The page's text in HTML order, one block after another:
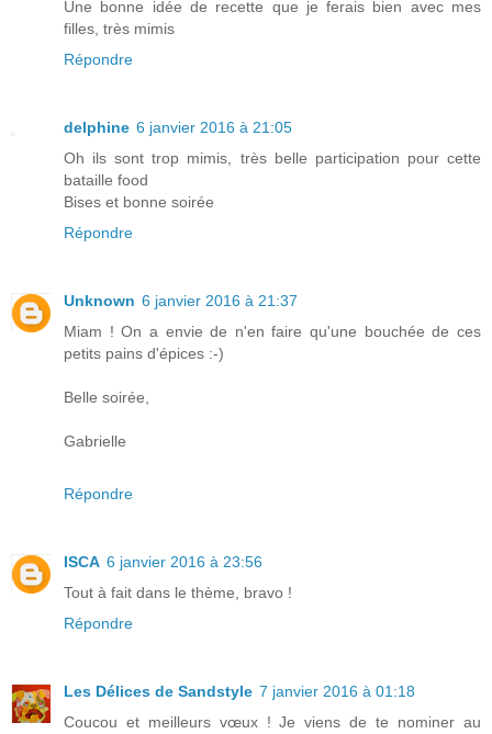
Une bonne idée de recette que je ferais bien avec mes
filles, très mimis
Répondre
delphine 6 janvier 2016 à 21:05
Oh ils sont trop mimis, très belle participation pour cette
bataille food
Bises et bonne soirée
Répondre
Unknown 6 janvier 2016 à 21:37
Miam ! On a envie de n'en faire qu'une bouchée de ces
petits pains d'épices :-)
Belle soirée,
Gabrielle
Répondre
ISCA 6 janvier 2016 à 23:56
Tout à fait dans le thème, bravo !
Répondre
Les Délices de Sandstyle 7 janvier 2016 à 01:18
Coucou et meilleurs vœux ! Je viens de te nominer au